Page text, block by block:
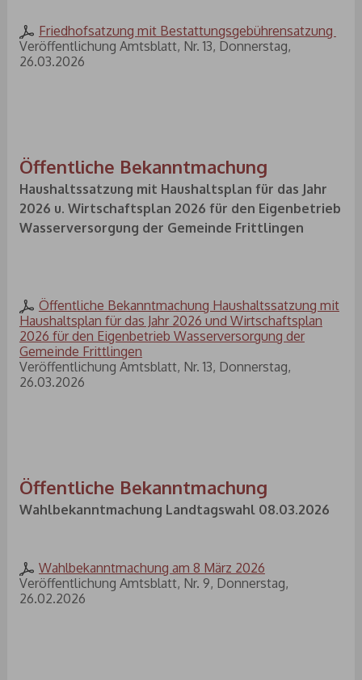
Friedhofsatzung mit Bestattungsgebührensatzung
Veröffentlichung Amtsblatt, Nr. 13, Donnerstag,
26.03.2026
Öffentliche Bekanntmachung
Haushaltssatzung mit Haushaltsplan für das Jahr
2026 u. Wirtschaftsplan 2026 für den Eigenbetrieb
Wasserversorgung der Gemeinde Frittlingen
Öffentliche Bekanntmachung Haushaltssatzung mit
Haushaltsplan für das Jahr 2026 und Wirtschaftsplan
2026 für den Eigenbetrieb Wasserversorgung der
Gemeinde Frittlingen
Veröffentlichung Amtsblatt, Nr. 13, Donnerstag,
26.03.2026
Öffentliche Bekanntmachung
Wahlbekanntmachung Landtagswahl 08.03.2026
Wahlbekanntmachung am 8 März 2026
Veröffentlichung Amtsblatt, Nr. 9, Donnerstag,
26.02.2026